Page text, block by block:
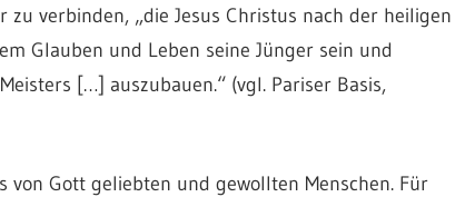
verbinden, „die Jesus Christus nach der heiligen
Glauben und Leben seine Jünger sein und
[…] auszubauen.“ (vgl. Pariser Basis,
Gott geliebten und gewollten Menschen. Für